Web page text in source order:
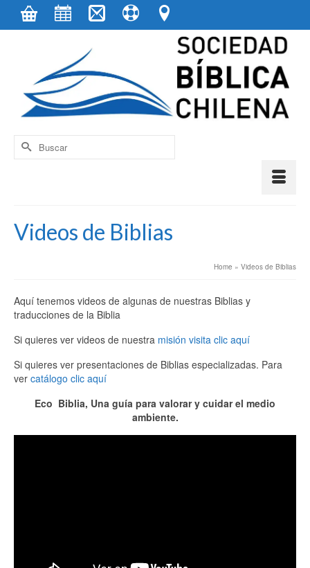
contenido
Buscar
por:
Videos de Biblias
Home » Videos de Biblias
Aquí tenemos videos de algunas de nuestras Biblias y
traducciones de la Biblia
Si quieres ver videos de nuestra misión visita clic aquí
Si quieres ver presentaciones de Biblias especializadas. Para
ver catálogo clic aquí
Eco Biblia, Una guía para valorar y cuidar el medio
ambiente.